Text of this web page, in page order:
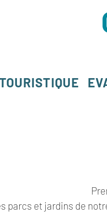
parcs et jardins de